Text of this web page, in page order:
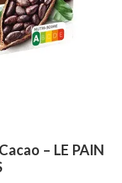
– LE PAIN